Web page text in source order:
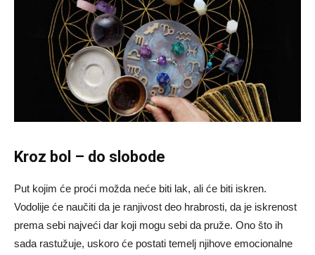
Kroz bol – do slobode
Put kojim će proći možda neće biti lak, ali će biti iskren.
Vodolije će naučiti da je ranjivost deo hrabrosti, da je iskrenost
prema sebi najveći dar koji mogu sebi da pruže. Ono što ih
sada rastužuje, uskoro će postati temelj njihove emocionalne